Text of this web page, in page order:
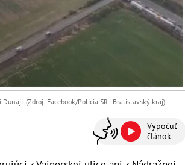
(Zdroj: Facebook/Polícia SR - Bratislavský kraj)
Vypočuť
článok